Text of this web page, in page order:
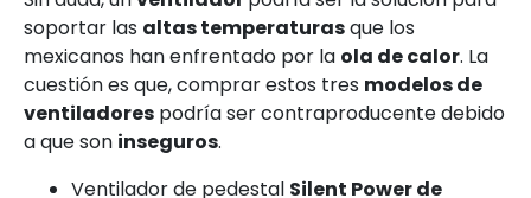
soportar las altas temperaturasque los
mexicanos han enfrentado por la ola de calor. La
cuestión es que, comprar estos tres modelos de
ventiladores podría ser contraproducente debido
a que son inseguros.
Ventilador de pedestal Silent Power de